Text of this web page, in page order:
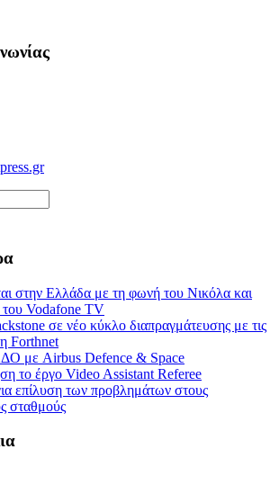
στην Ελλάδα με τη φωνή του Νικόλα και
του Vodafone TV
σε νέο κύκλο διαπραγμάτευσης με τις
Forthnet
με Airbus Defence & Space
το έργο Video Assistant Referee
επίλυση των προβλημάτων στους
σταθμούς